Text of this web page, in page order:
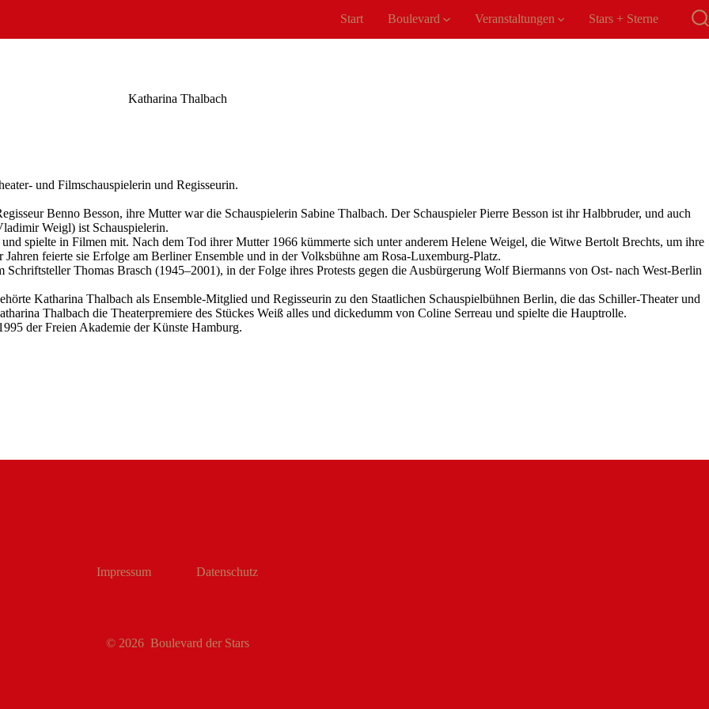
Start Boulevard Veranstaltungen Stars + Sterne
Katharina Thalbach
und Filmschauspielerin und Regisseurin.
Benno Besson, ihre Mutter war die Schauspielerin Sabine Thalbach. Der Schauspieler Pierre Besson ist ihr Halbbruder, und auch
Weigl) ist Schauspielerin.
spielte in Filmen mit. Nach dem Tod ihrer Mutter 1966 kümmerte sich unter anderem Helene Weigel, die Witwe Bertolt Brechts, um ihre
feierte sie Erfolge am Berliner Ensemble und in der Volksbühne am Rosa-Luxemburg-Platz.
Thomas Brasch (1945–2001), in der Folge ihres Protests gegen die Ausbürgerung Wolf Biermanns von Ost- nach West-Berlin
Katharina Thalbach als Ensemble-Mitglied und Regisseurin zu den Staatlichen Schauspielbühnen Berlin, die das Schiller-Theater und
Thalbach die Theaterpremiere des Stückes Weiß alles und dickedumm von Coline Serreau und spielte die Hauptrolle.
der Freien Akademie der Künste Hamburg.
Impressum Datenschutz
© 2026 Boulevard der Stars